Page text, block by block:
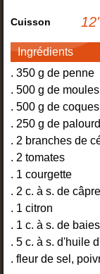
Cuisson 12'
Ingrédients
. 350 g de penne
. 500 g de moules
. 500 g de coques
. 250 g de
. 2 branches de
. 2 tomates
. 1 courgette
. 2 c. à s. de
. 1 citron
. 1 c. à s. de
. 5 c. à s. d'huile
. fleur de sel,